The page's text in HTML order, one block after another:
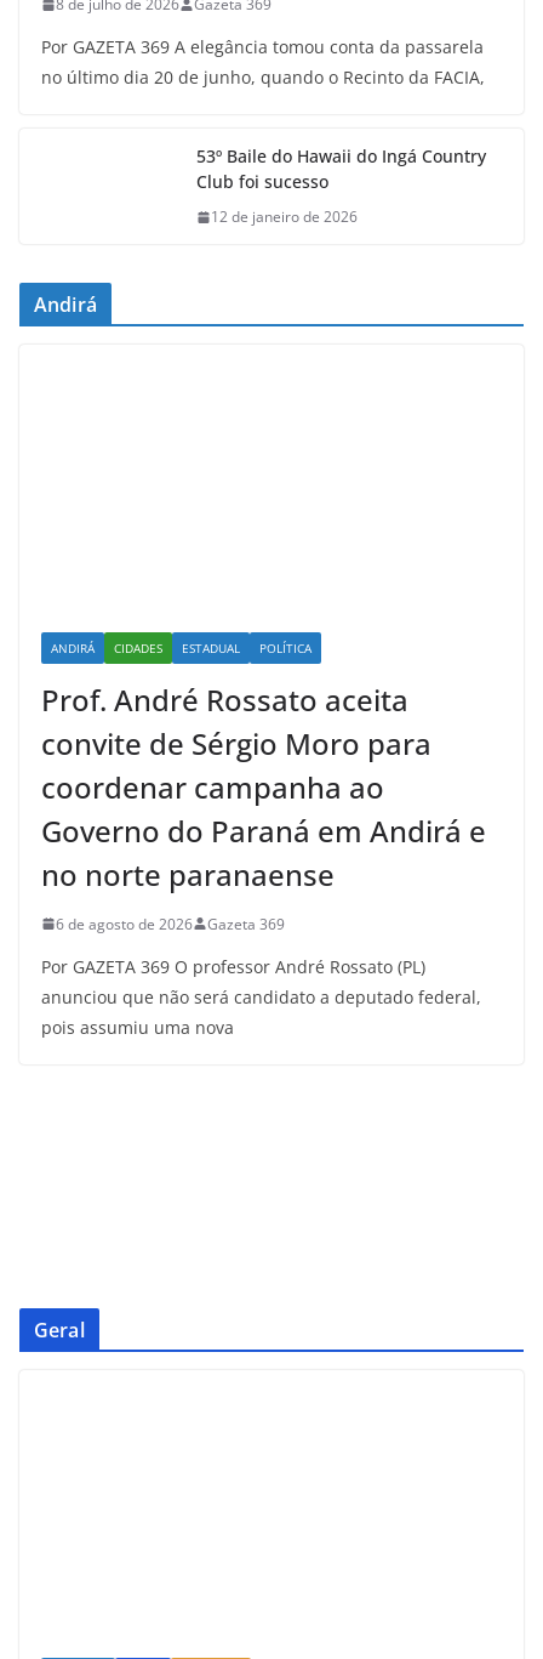
8 de julho de 2026 Gazeta 369
Por GAZETA 369 A elegância tomou conta da passarela
no último dia 20 de junho, quando o Recinto da FACIA,
53º Baile do Hawaii do Ingá Country
Club foi sucesso
12 de janeiro de 2026
Andirá
ANDIRÁ CIDADES ESTADUAL POLÍTICA
Prof. André Rossato aceita
convite de Sérgio Moro para
coordenar campanha ao
Governo do Paraná em Andirá e
no norte paranaense
6 de agosto de 2026 Gazeta 369
Por GAZETA 369 O professor André Rossato (PL)
anunciou que não será candidato a deputado federal,
pois assumiu uma nova
Geral